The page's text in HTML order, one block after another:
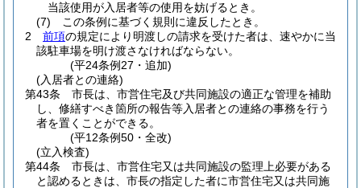
当該使用が入居者等の使用を妨げるとき。
(7)
この条例に基づく規則に違反したとき。
2
前項の規定により明渡しの請求を受けた者は、速やかに当
該駐車場を明け渡さなければならない。
(平24条例27・追加)
(入居者との連絡)
第43条
市長は、市営住宅及び共同施設の適正な管理を補助
し、修繕すべき箇所の報告等入居者との連絡の事務を行う
者を置くことができる。
(平12条例50・全改)
(立入検査)
第44条
市長は、市営住宅又は共同施設の監理上必要がある
と認めるときは、市長の指定した者に市営住宅又は共同施